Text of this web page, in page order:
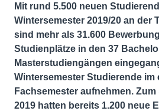
Mit rund 5.500 neuen
Wintersemester 2019/20 an der
sind mehr als 31.600
Studienplätze in den 37
Masterstudiengängen
Wintersemester Studierende im
Fachsemester aufnehmen.
2019 hatten bereits 1.200 neue